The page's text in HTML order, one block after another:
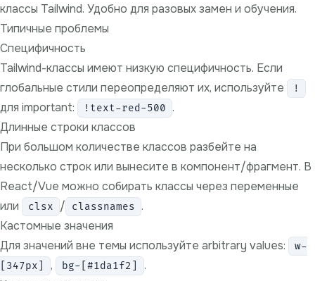
классы Tailwind. Удобно для разовых замен и обучения.
Типичные проблемы
Специфичность
Tailwind-классы имеют низкую специфичность. Если
глобальные стили переопределяют их, используйте
!
для important: !text-red-500
.
Длинные строки классов
При большом количестве классов разбейте на
несколько строк или вынесите в компонент/фрагмент. В
React/Vue можно собирать классы через переменные
или
clsx / classnames
.
Кастомные значения
Для значений вне темы используйте arbitrary values:
w-
[347px]
, bg-[#1da1f2]
.